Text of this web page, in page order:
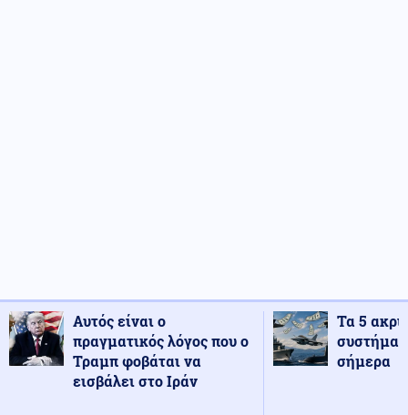
Αυτός είναι ο
πραγματικός λόγος που ο
Τραμπ φοβάται να
εισβάλει στο Ιράν
Τα 5
σήμερα